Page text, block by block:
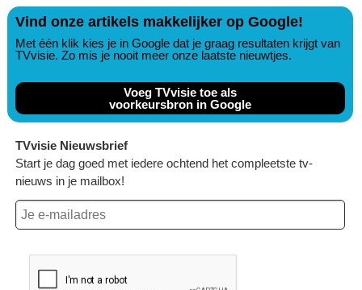
Vind onze artikels makkelijker op Google!
Met één klik kies je in Google dat je graag resultaten krijgt van
TVvisie. Zo mis je nooit meer onze laatste nieuwtjes.
Voeg TVvisie toe als
voorkeursbron in Google
TVvisie Nieuwsbrief
Start je dag goed met iedere ochtend het compleetste tv-
nieuws in je mailbox!